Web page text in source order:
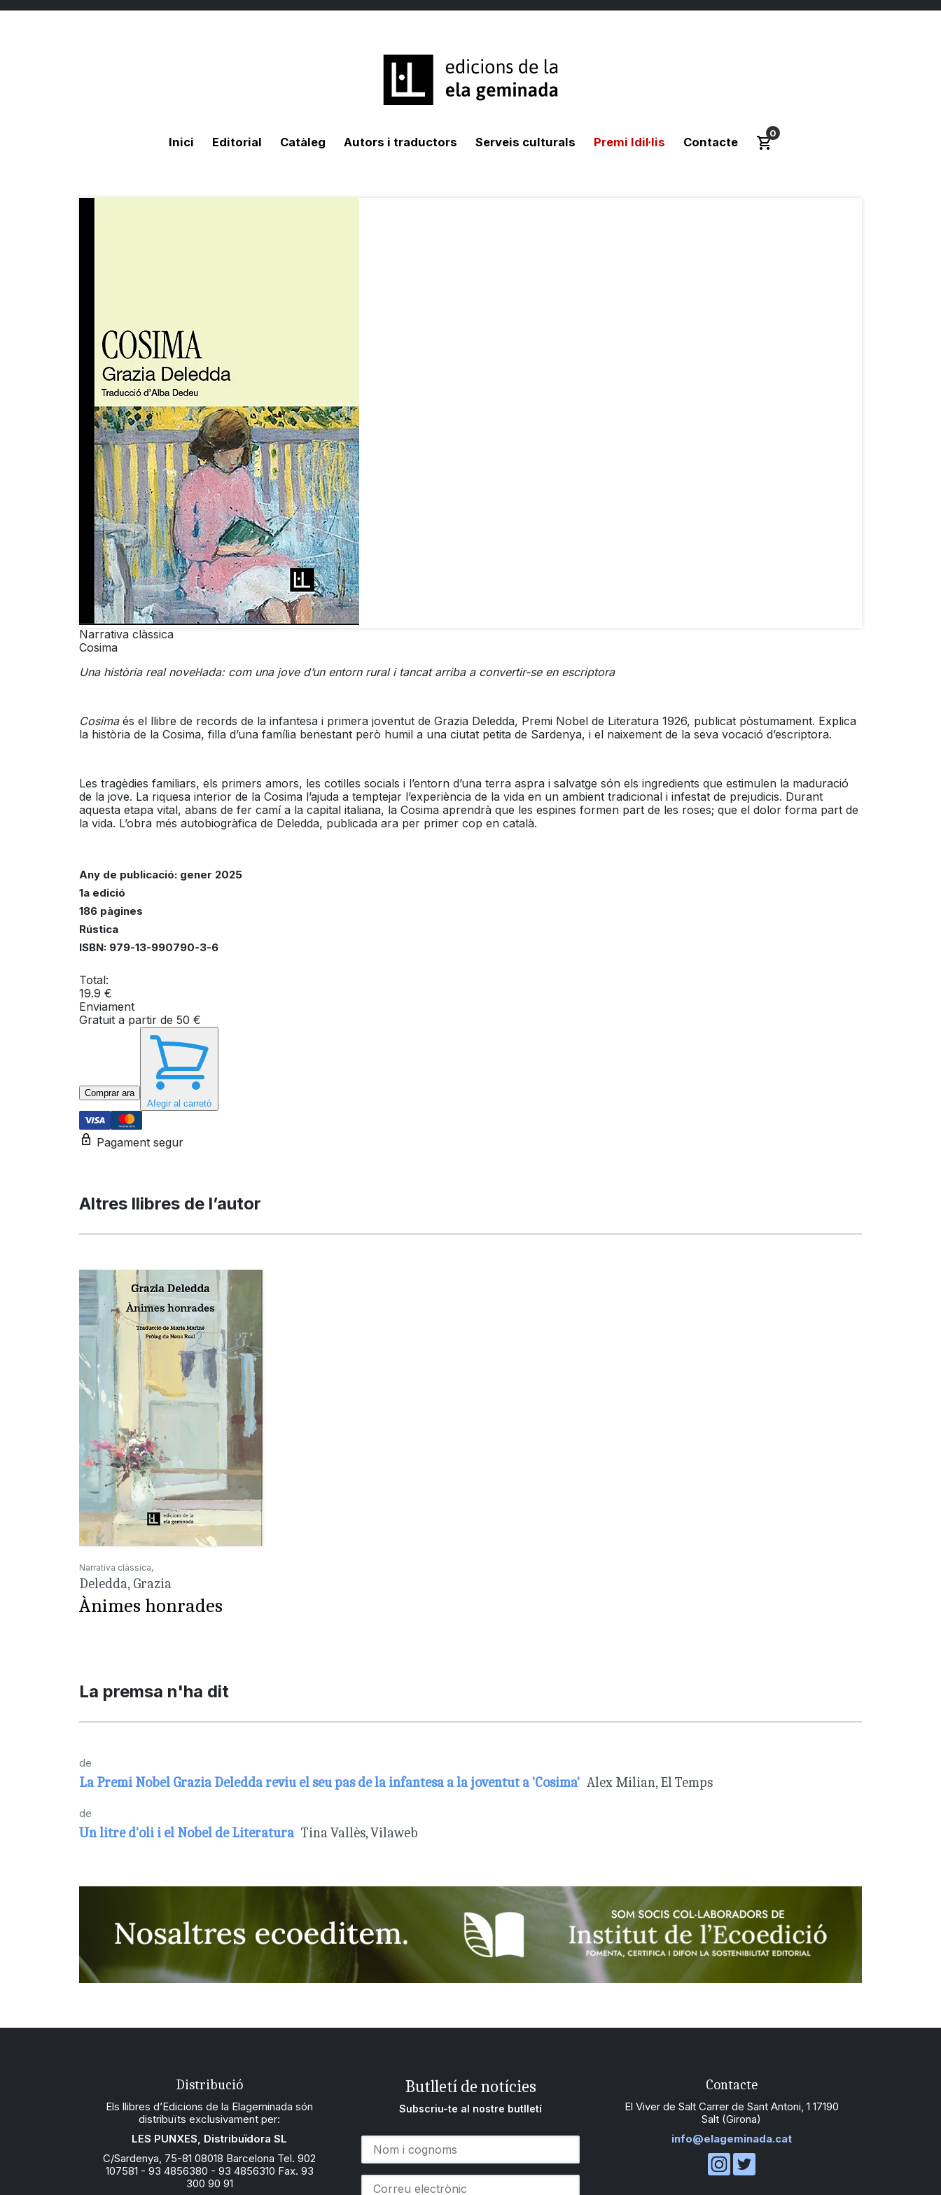
Inici Editorial Catàleg Autors i traductors Serveis culturals Premi Idil·lis Contacte
0
Any de publicació: gener 2025
1a edició
186 pàgines
Rústica
ISBN: 979-13-990790-3-6
Altres llibres de l’autor
Narrativa clàssica,
Deledda, Grazia
Ànimes honrades
La premsa n'ha dit
de
La Premi Nobel Grazia Deledda reviu el seu pas de la infantesa a la joventut a 'Cosima' Alex Milian, El Temps
de
Un litre d'oli i el Nobel de Literatura Tina Vallès, Vilaweb
Butlletí de notícies
Subscriu-te al nostre butlletí
Distribució
Els llibres d’Edicions de la Elageminada són
distribuïts exclusivament per:
LES PUNXES, Distribuïdora SL
C/Sardenya, 75-81 08018 Barcelona Tel. 902
107581 - 93 4856380 - 93 4856310 Fax. 93
300 90 91
Contacte
El Viver de Salt Carrer de Sant Antoni, 1 17190
Salt (Girona)
info@elageminada.cat